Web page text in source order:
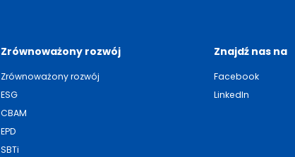
Zrównoważony rozwój
Zrównoważony rozwój
ESG
CBAM
EPD
SBTi
Znajdź nas na
Facebook
LinkedIn